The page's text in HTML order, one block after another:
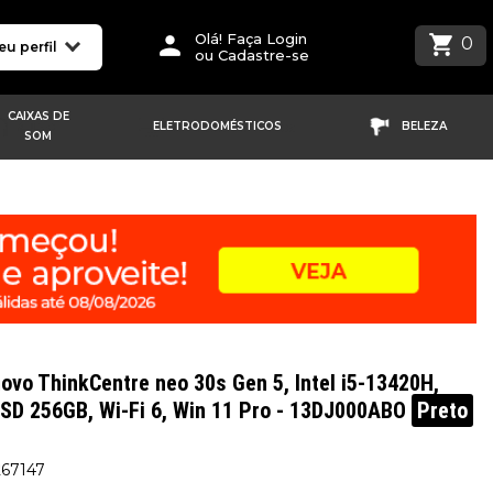
perfil
Olá! Faça Login
ou Cadastre-se
0
CAIXAS DE
SOM
ELETRODOMÉSTICOS BELEZA
ThinkCentre neo 30s Gen 5, Intel i5-13420H,
256GB, Wi-Fi 6, Win 11 Pro - 13DJ000ABO Preto